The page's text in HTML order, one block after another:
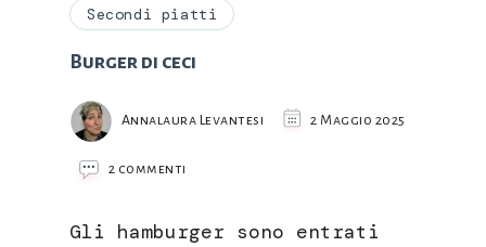
Secondi piatti
Burger di ceci
Annalaura Levantesi 2 Maggio 2025
2 commenti
ceci
Gli hamburger sono entrati